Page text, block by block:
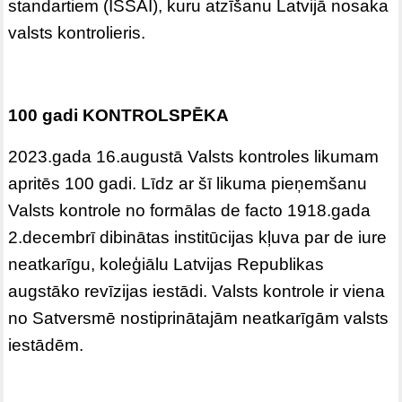
standartiem (ISSAI), kuru atzīšanu Latvijā nosaka
valsts kontrolieris.
100 gadi KONTROLSPĒKA
2023.gada 16.augustā Valsts kontroles likumam
apritēs 100 gadi. Līdz ar šī likuma pieņemšanu
Valsts kontrole no formālas de facto 1918.gada
2.decembrī dibinātas institūcijas kļuva par de iure
neatkarīgu, koleģiālu Latvijas Republikas
augstāko revīzijas iestādi. Valsts kontrole ir viena
no Satversmē nostiprinātajām neatkarīgām valsts
iestādēm.